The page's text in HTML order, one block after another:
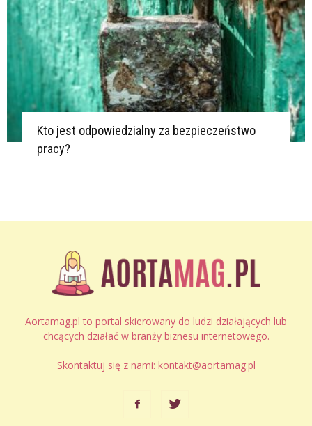
Kto jest odpowiedzialny za bezpieczeństwo
pracy?
Aortamag.pl to portal skierowany do ludzi działających lub
chcących działać w branży biznesu internetowego.
Skontaktuj się z nami: kontakt@aortamag.pl